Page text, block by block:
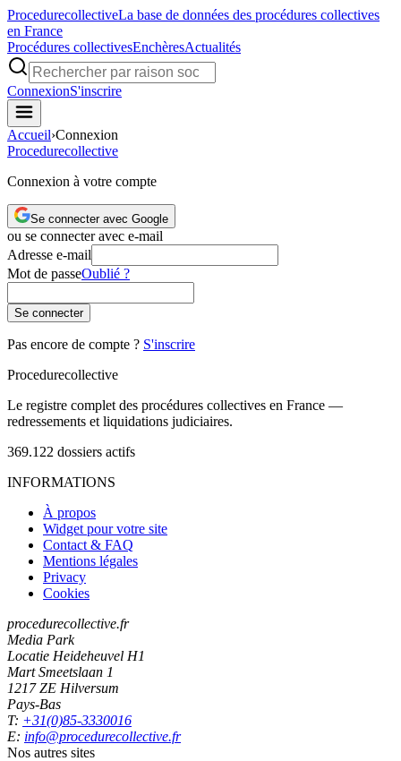
ProcedurecollectiveLa base de données des procédures collectives
en France
Procédures collectivesEnchèresActualités
ConnexionS'inscrire
Accueil›Connexion
Procedurecollective
Connexion à votre compte
Se connecter avec Google
ou se connecter avec e-mail
Adresse e-mail
Mot de passeOublié ?
Se connecter
Pas encore de compte ? S'inscrire
Procedurecollective
Le registre complet des procédures collectives en France —
redressements et liquidations judiciaires.
369.122 dossiers actifs
INFORMATIONS
À propos
Widget pour votre site
Contact & FAQ
Mentions légales
Privacy
Cookies
procedurecollective.fr
Media Park
Locatie Heideheuvel H1
Mart Smeetslaan 1
1217 ZE Hilversum
Pays-Bas
T: +31(0)85-3330016
E: info@procedurecollective.fr
Nos autres sites